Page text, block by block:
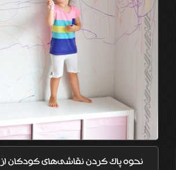
نحوه پاک کردن نقاشی‌های کودکان از